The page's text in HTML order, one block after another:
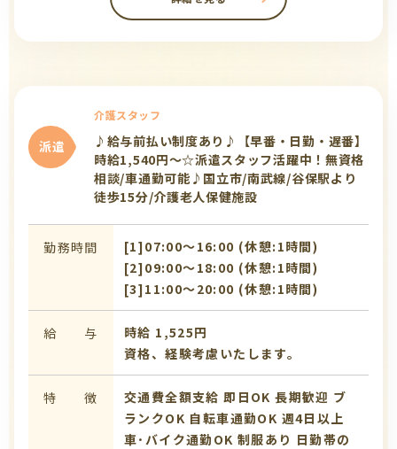
派遣
介護スタッフ
♪給与前払い制度あり♪【早番・日勤・遅番】
時給1,540円～☆派遣スタッフ活躍中！無資格
相談/車通勤可能♪国立市/南武線/谷保駅より
徒歩15分/介護老人保健施設
勤務時間
[1]07:00〜16:00 (休憩:1時間)
[2]09:00〜18:00 (休憩:1時間)
[3]11:00〜20:00 (休憩:1時間)
給 与
時給 1,525円
資格、経験考慮いたします。
特 徴 交通費全額支給 即日OK 長期歓迎 ブ
ランクOK 自転車通勤OK 週4日以上
車･バイク通勤OK 制服あり 日勤帯の